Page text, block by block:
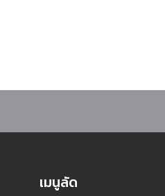
อกาสได้รับแต่งตั้งให้ดำรงตำแหน่งรอ
เมนูลัด